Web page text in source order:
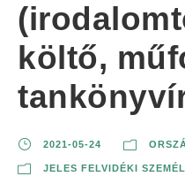
költő,
2021-05-24
JELES FELVIDÉKI